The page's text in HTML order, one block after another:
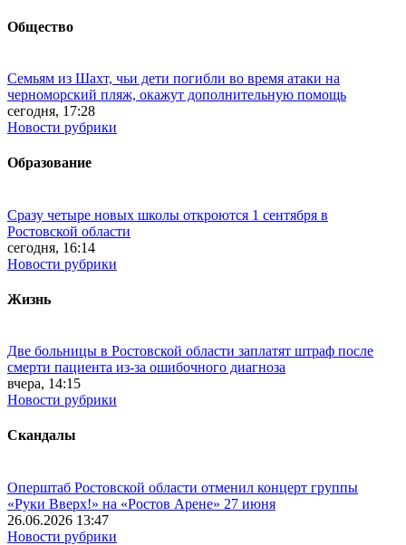
Общество
Семьям из Шахт, чьи дети погибли во время атаки на
черноморский пляж, окажут дополнительную помощь
сегодня, 17:28
Новости рубрики
Образование
Сразу четыре новых школы откроются 1 сентября в
Ростовской области
сегодня, 16:14
Новости рубрики
Жизнь
Две больницы в Ростовской области заплатят штраф после
смерти пациента из-за ошибочного диагноза
вчера, 14:15
Новости рубрики
Скандалы
Оперштаб Ростовской области отменил концерт группы
«Руки Вверх!» на «Ростов Арене» 27 июня
26.06.2026 13:47
Новости рубрики